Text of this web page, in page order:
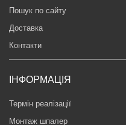
Пошук по сайту
Доставка
Контакти
ІНФОРМАЦІЯ
Термін реалізації
Монтаж шпалер